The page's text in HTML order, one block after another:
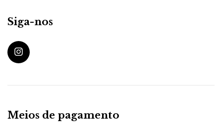
Siga-nos
Meios de pagamento